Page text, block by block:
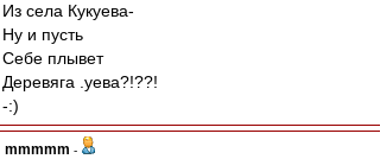
Из села Кукуева-
Ну и пусть
Себе плывет
Деревяга .уева?!??!
-:)
mmmmm -